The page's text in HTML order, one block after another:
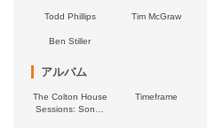
Todd Phillips Tim McGraw
Ben Stiller
アルバム
The Colton House
Sessions: Songs
Timeframe